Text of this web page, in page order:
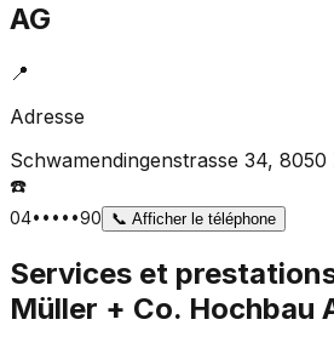
AG
📍
Adresse
Schwamendingenstrasse 34, 8050
☎️
04•••••90 📞 Afficher le téléphone
Services et
Müller + Co. Hochbau